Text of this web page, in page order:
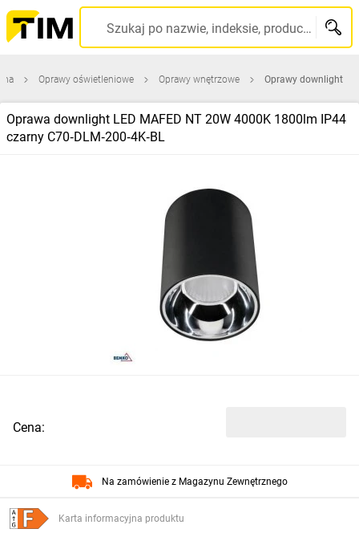
Szukaj po nazwie, indeksie, producencie, kodzie kreskowym...
Oprawy oświetleniowe Oprawy wnętrzowe Oprawy downlight
Oprawa downlight LED MAFED NT 20W 4000K 1800lm IP44
czarny C70‑DLM‑200‑4K‑BL
Karta informacyjna produktu
Cena:
Na zamówienie z Magazynu Zewnętrznego